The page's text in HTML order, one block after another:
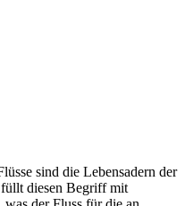
sind die Lebensadern der
diesen Begriff mit